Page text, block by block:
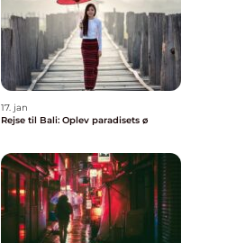
17. jan
Rejse til Bali: Oplev paradisets ø